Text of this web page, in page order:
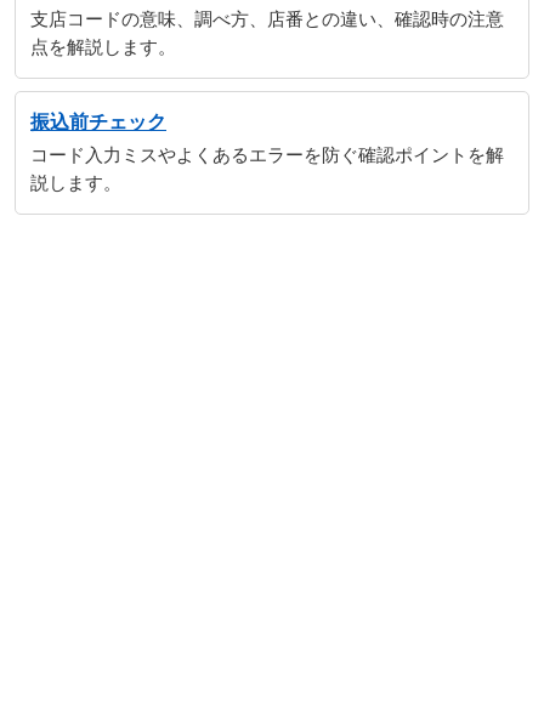
支店コードの意味、調べ方、店番との違い、確認時の注意
点を解説します。
振込前チェック
コード入力ミスやよくあるエラーを防ぐ確認ポイントを解
説します。